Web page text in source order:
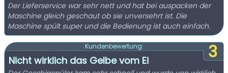
Der Lieferservice war sehr nett und hat bei auspacken der
Maschine gleich geschaut ob sie unversehrt ist. Die
Maschine spült super und die Bedienung ist auch einfach.
3
Kundenbewertung:
Nicht wirklich das Gelbe vom Ei